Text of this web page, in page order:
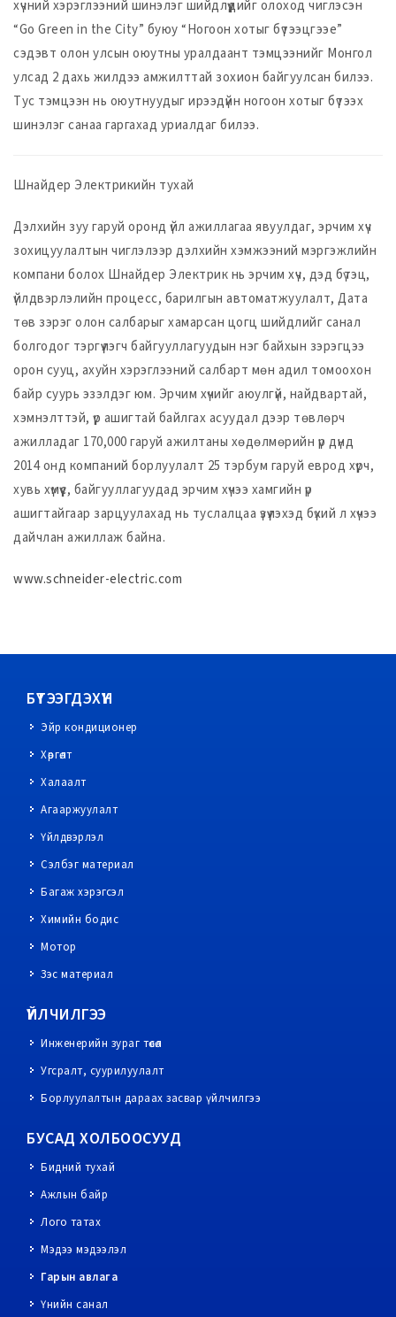
хүчний хэрэглээний шинэлэг шийдлүүдийг олоход чиглэсэн
“Go Green in the City” буюу “Ногоон хотыг бүтээцгээе”
сэдэвт олон улсын оюутны уралдаант тэмцээнийг Монгол
улсад 2 дахь жилдээ амжилттай зохион байгуулсан билээ.
Тус тэмцээн нь оюутнуудыг ирээдүйн ногоон хотыг бүтээх
шинэлэг санаа гаргахад уриалдаг билээ.
Шнайдер Электрикийн тухай
Дэлхийн зуу гаруй оронд үйл ажиллагаа явуулдаг, эрчим хүч
зохицуулалтын чиглэлээр дэлхийн хэмжээний мэргэжлийн
компани болох Шнайдер Электрик нь эрчим хүч, дэд бүтэц,
үйлдвэрлэлийн процесс, барилгын автоматжуулалт, Дата
төв зэрэг олон салбарыг хамарсан цогц шийдлийг санал
болгодог тэргүүлэгч байгууллагуудын нэг байхын зэрэгцээ
орон сууц, ахуйн хэрэглээний салбарт мөн адил томоохон
байр суурь эзэлдэг юм. Эрчим хүчийг аюулгүй, найдвартай,
хэмнэлттэй, үр ашигтай байлгах асуудал дээр төвлөрч
ажилладаг 170,000 гаруй ажилтаны хөдөлмөрийн үр дүнд
2014 онд компаний борлуулалт 25 тэрбум гаруй еврод хүрч,
хувь хүмүүс, байгууллагуудад эрчим хүчээ хамгийн үр
ашигтайгаар зарцуулахад нь туслалцаа үзүүлэхэд бүхий л хүчээ
дайчлан ажиллаж байна.
www.schneider-electric.com
БҮТЭЭГДЭХҮҮН
Эйр кондиционер
Хөргөлт
Халаалт
Агааржуулалт
Үйлдвэрлэл
Сэлбэг материал
Багаж хэрэгсэл
Химийн бодис
Мотор
Зэс материал
ҮЙЛЧИЛГЭЭ
Инженерийн зураг төсөл
Угсралт, суурилуулалт
Борлуулалтын дараах засвар үйлчилгээ
БУСАД ХОЛБООСУУД
Бидний тухай
Ажлын байр
Лого татах
Мэдээ мэдээлэл
Гарын авлага
Үнийн санал